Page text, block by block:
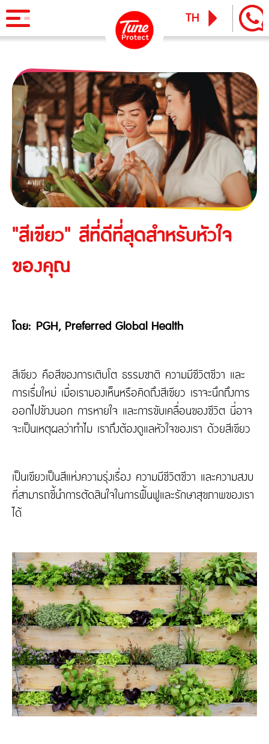
ผลิตภัณฑ์
ประกันภัยสำหรับบุคคล
ประกันภัยการเดินทาง
ทูน ไอพาส
ทูน ทราเวล ประกันเดินทางต่างประเทศ
ประกันภัยสำหรับธุรกิจ
ประกันความเสี่ยงภัยทุกชนิดสำหรับงานรับเหมาก่อสร้าง/ติดตั้ง
เครื่องจักร
ประกันภัยความเสี่ยงภัยทุกชนิดของเครื่องจักรที่ใช้ในงาน
ก่อสร้าง
ประกันความเสี่ยงภัยทุกชนิดของอุตสาหกรรม
ความรับผิดต่อบุคคลภายนอก
ประกันภัยทางทะเล และขนส่ง
ประกันอัคคีภัย
ข่าวสารและกิจกรรม
บริการ
Tune Care
Tune Connect
Lounge Pass
เรียกร้องสินไหม
บทความแนะนำ
ติดต่อเรา
เกี่ยวกับ Tune Protect
ประวัติองค์กร
การกำกับดูแลกิจการ
รายงานประจำปี
ข้อมูลสำคัญทางการเงิน
TH
"สีเขียว" สีที่ดีที่สุดสำหรับหัวใจ
ของคุณ
โดย: PGH, Preferred Global Health
สีเขียว คือสีของการเติบโต ธรรมชาติ ความมีชีวิตชีวา และ
การเรื่มใหม่ เมื่อเรามองเห็นหรือคิดถึงสีเขียว เราจะนึกถึงการ
ออกไปข้างนอก การหายใจ และการขับเคลื่อนของชีวิต นี่อาจ
จะเป็นเหตุผลว่าทำไม เราถึงต้องดูแลหัวใจของเรา ด้วยสีเขียว
เป็นเขียวเป็นสีแห่งความรุ่งเรื่อง ความมีชีวิตชีวา และความสงบ
ที่สามารถชี้นำการตัดสินใจในการฟื้นฟูและรักษาสุขภาพของเรา
ได้